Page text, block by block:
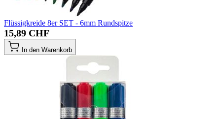
Flüssigkreide 8er SET - 6mm Rundspitze
15,89 CHF
In den Warenkorb